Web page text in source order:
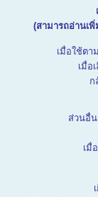
(สามารถอ่านเ
เมื่อใช้ตา
เมื่อ
ก
ส่วนอื่น
เมื่